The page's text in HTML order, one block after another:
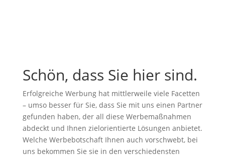
Schön, dass Sie hier sind.
Erfolgreiche Werbung hat mittlerweile viele Facetten
– umso besser für Sie, dass Sie mit uns einen Partner
gefunden haben, der all diese Werbemaßnahmen
abdeckt und Ihnen zielorientierte Lösungen anbietet.
Welche Werbebotschaft Ihnen auch vorschwebt, bei
uns bekommen Sie sie in den verschiedensten